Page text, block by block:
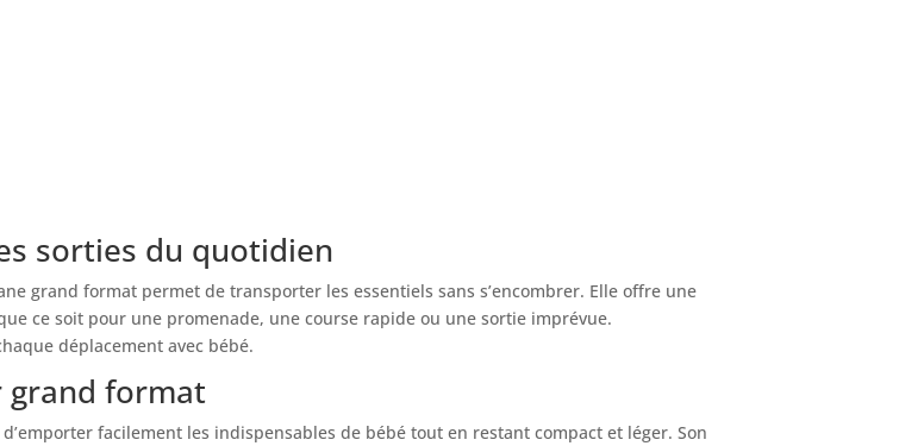
sorties du quotidien
grand format permet de transporter les essentiels sans s’encombrer. Elle offre une
ce soit pour une promenade, une course rapide ou une sortie imprévue.
déplacement avec bébé.
grand format
facilement les indispensables de bébé tout en restant compact et léger. Son